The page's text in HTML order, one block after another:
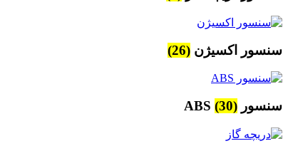
سنسور اکسیژن (26)
سنسور ABS (30)